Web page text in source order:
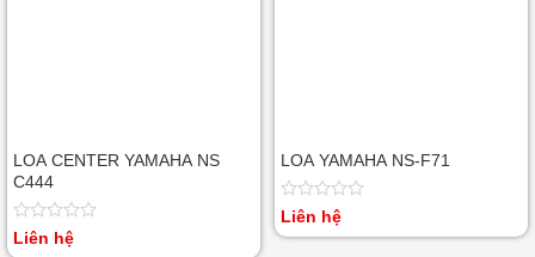
LOA CENTER YAMAHA NS
C444
Được
Liên hệ
LOA YAMAHA NS-F71
Được
Liên hệ